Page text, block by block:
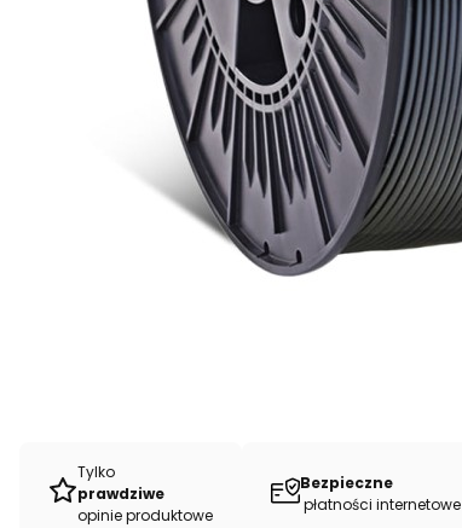
Tylko
prawdziwe
opinie produktowe
Bezpieczne
płatności internetowe